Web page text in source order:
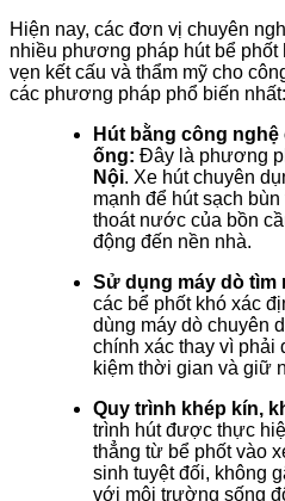
Hiện nay, các đơn vị chuyên
nhiều phương pháp hút bể
vẹn kết cấu và thẩm mỹ cho
các phương pháp phổ biến nhất:
Hút bằng công
ống: Đây là phương
Nội. Xe hút chuyên
mạnh để hút sạch
thoát nước của bồn
động đến nền nhà.
Sử dụng máy dò tìm
các bể phốt khó xác
dùng máy dò chuyên
chính xác thay vì phải
kiệm thời gian và giữ
Quy trình khép kín,
trình hút được thực
thẳng từ bể phốt vào
sinh tuyệt đối, không
với môi trường sống